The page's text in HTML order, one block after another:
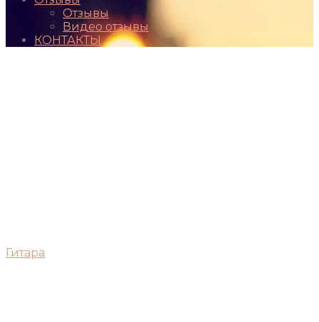
Отзывы
Видео отзывы
КОНТАКТЫ
Гитара